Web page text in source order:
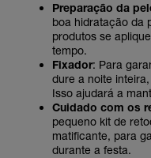
Preparação da
boa hidratação da
produtos se
tempo.
Fixador: Para
dure a noite
Isso ajudará a
Cuidado com os
pequeno kit de
matificante, para
durante a festa.